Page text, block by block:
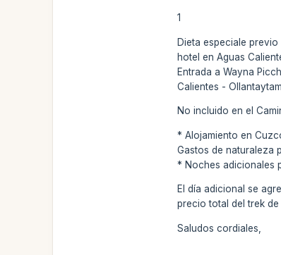
1
Dieta especiale
hotel en Aguas
Entrada a Wayna
Calientes -
No incluido en el
* Alojamiento en
Gastos de naturaleza
* Noches adicionales
El día adicional se
precio total del trek
Saludos cordiales,